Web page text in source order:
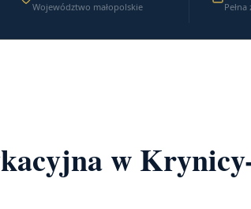
Województwo małopolskie
w